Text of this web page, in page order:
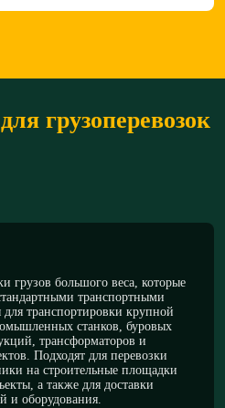
грузоперевозок
грузов большого веса, которые
транспортными
транспортировки крупной
станков, буровых
трансформаторов и
Подходят для перевозки
на строительные площадки
а также для доставки
и оборудования.